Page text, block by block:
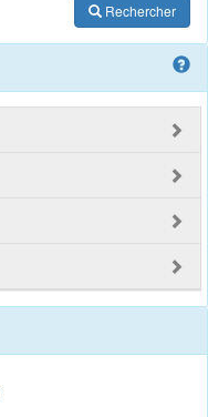
Rechercher